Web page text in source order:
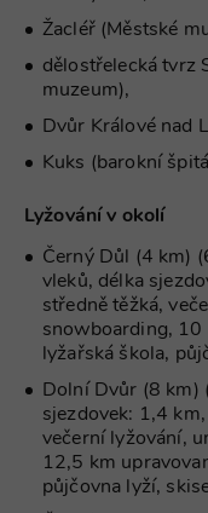
Žacléř (Městské
dělostřelecká tvrz
muzeum),
Dvůr Králové nad
Kuks (barokní
Lyžování v okolí
Černý Důl (4 km)
vleků, délka
středně těžká,
snowboarding, 10
lyžařská škola,
Dolní Dvůr (8 km)
sjezdovek: 1,4
večerní lyžování,
12,5 km
půjčovna lyží,
Funkční
Nezbytně
základní
přihlášení
stránky
cookie
Název
PHPSESSID